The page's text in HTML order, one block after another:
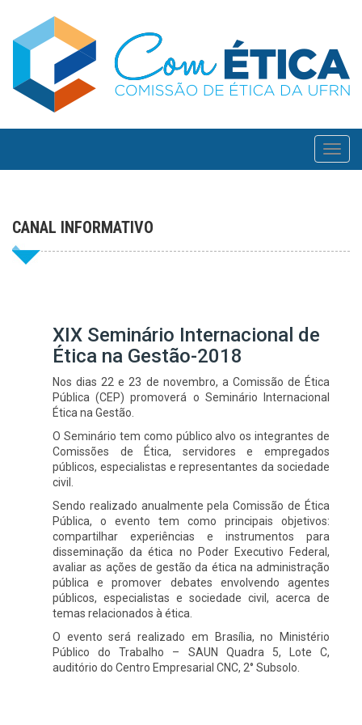
CANAL INFORMATIVO
XIX Seminário Internacional de
Ética na Gestão-2018
Nos dias 22 e 23 de novembro, a Comissão de Ética
Pública (CEP) promoverá o Seminário Internacional
Ética na Gestão.
O Seminário tem como público alvo os integrantes de
Comissões de Ética, servidores e empregados
públicos, especialistas e representantes da sociedade
civil.
Sendo realizado anualmente pela Comissão de Ética
Pública, o evento tem como principais objetivos:
compartilhar experiências e instrumentos para
disseminação da ética no Poder Executivo Federal,
avaliar as ações de gestão da ética na administração
pública e promover debates envolvendo agentes
públicos, especialistas e sociedade civil, acerca de
temas relacionados à ética.
O evento será realizado em Brasília, no Ministério
Público do Trabalho – SAUN Quadra 5, Lote C,
auditório do Centro Empresarial CNC, 2° Subsolo.